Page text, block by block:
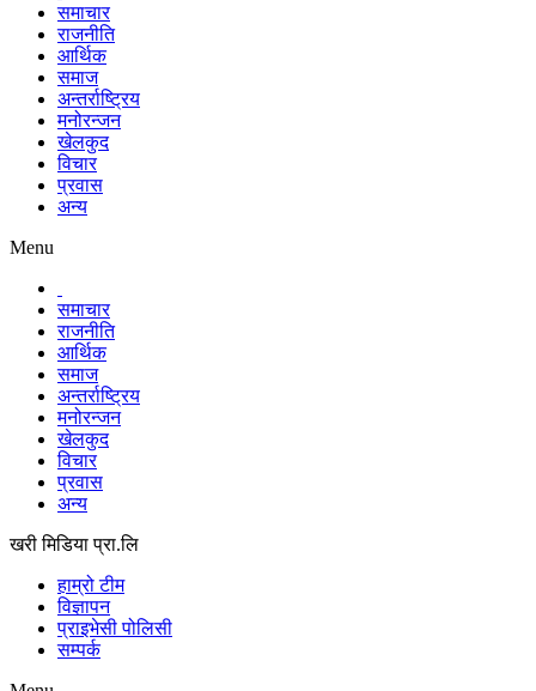
समाचार
राजनीति
आर्थिक
समाज
अन्तर्राष्ट्रिय
मनोरन्जन
खेलकुद
विचार
प्रवास
अन्य
Menu
समाचार
राजनीति
आर्थिक
समाज
अन्तर्राष्ट्रिय
मनोरन्जन
खेलकुद
विचार
प्रवास
अन्य
खरी मिडिया प्रा.लि
हाम्रो टीम
विज्ञापन
प्राइभेसी पोलिसी
सम्पर्क